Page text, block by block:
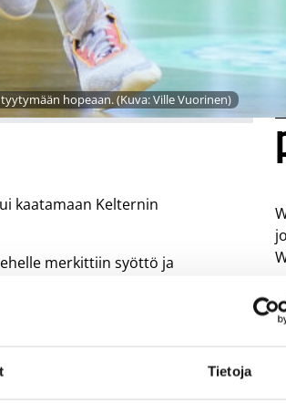
Tietoja
hopeaan. (Kuva: Ville Vuorinen)
kaatamaan Kelternin
merkittiin syöttö ja
Serie A1:n välieriin
tilastot koristuivat myös